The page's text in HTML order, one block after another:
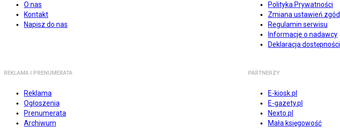
O nas
Kontakt
Napisz do nas
Polityka Prywatności
Zmiana ustawień zgód
Regulamin serwisu
Informacje o nadawcy
Deklaracja dostępności
REKLAMA I PRENUMERATA
Reklama
Ogłoszenia
Prenumerata
Archiwum
PARTNERZY
E-kiosk.pl
E-gazety.pl
Nexto.pl
Mała księgowość